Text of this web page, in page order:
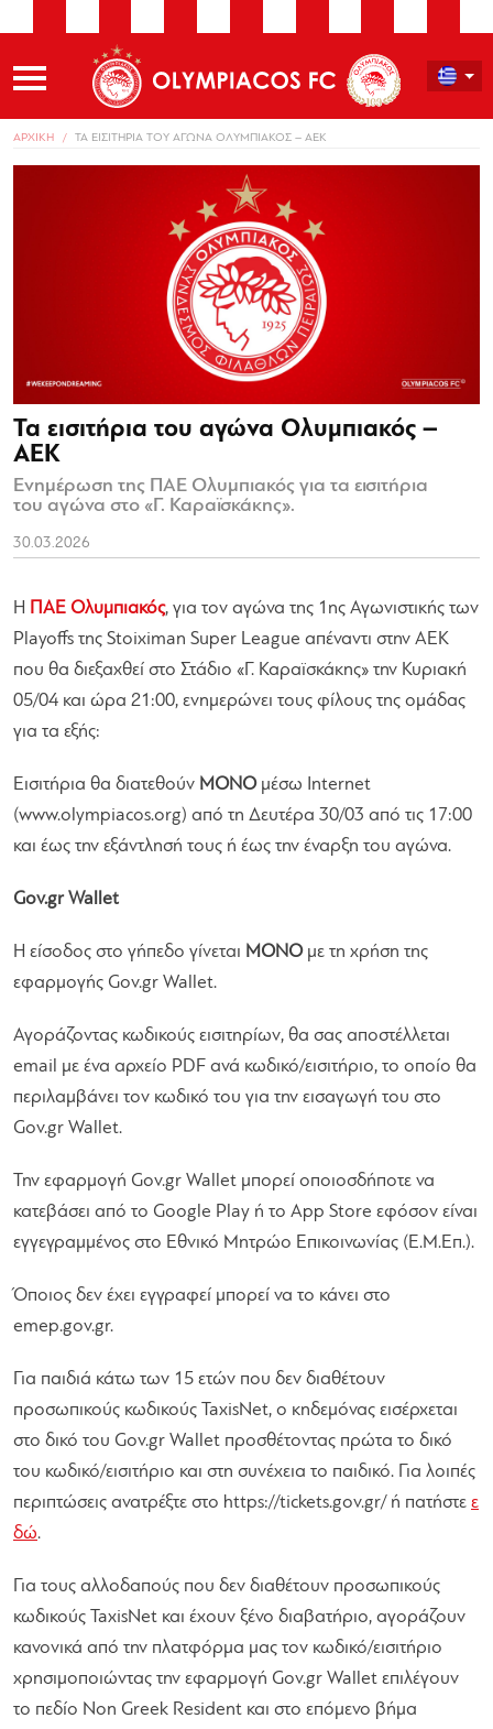
ΑΡΧΙΚΗ ΤΑ ΕΙΣΙΤΗΡΙΑ ΤΟΥ ΑΓΩΝΑ ΟΛΥΜΠΙΑΚΟΣ – ΑΕΚ
Τα εισιτήρια του αγώνα Ολυμπιακός –
ΑΕΚ
Ενημέρωση της ΠΑΕ Ολυμπιακός για τα εισιτήρια
του αγώνα στο «Γ. Καραϊσκάκης».
30.03.2026
H ΠΑΕ Ολυμπιακός, για τον αγώνα της 1ης Αγωνιστικής των
Playoffs της Stoiximan Super League απέναντι στην ΑΕΚ
που θα διεξαχθεί στο Στάδιο «Γ. Καραϊσκάκης» την Κυριακή
05/04 και ώρα 21:00, ενημερώνει τους φίλους της ομάδας
για τα εξής:
Εισιτήρια θα διατεθούν ΜΟΝΟμέσω Internet
(www.olympiacos.org) από τη Δευτέρα 30/03 από τις 17:00
και έως την εξάντλησή τους ή έως την έναρξη του αγώνα.
Gov.gr Wallet
H είσοδος στο γήπεδο γίνεται ΜΟΝΟμε τη χρήση της
εφαρμογής Gov.gr Wallet.
Αγοράζοντας κωδικούς εισιτηρίων, θα σας αποστέλλεται
email με ένα αρχείο PDF ανά κωδικό/εισιτήριο, το οποίο θα
περιλαμβάνει τον κωδικό του για την εισαγωγή του στο
Gov.gr Wallet.
Την εφαρμογή Gov.gr Wallet μπορεί οποιοσδήποτε να
κατεβάσει από το Google Play ή το App Store εφόσον είναι
εγγεγραμμένος στο Εθνικό Μητρώο Επικοινωνίας (Ε.Μ.Επ.).
Όποιος δεν έχει εγγραφεί μπορεί να το κάνει στο
emep.gov.gr.
Για παιδιά κάτω των 15 ετών που δεν διαθέτουν
προσωπικούς κωδικούς TaxisNet, ο κηδεμόνας εισέρχεται
στο δικό του Gov.gr Wallet προσθέτοντας πρώτα το δικό
του κωδικό/εισιτήριο και στη συνέχεια το παιδικό. Για λοιπές
περιπτώσεις ανατρέξτε στο https://tickets.gov.gr/ ή πατήστε ε
δώ.
Για τους αλλοδαπούς που δεν διαθέτουν προσωπικούς
κωδικούς TaxisNet και έχουν ξένο διαβατήριο, αγοράζουν
κανονικά από την πλατφόρμα μας τον κωδικό/εισιτήριο
χρησιμοποιώντας την εφαρμογή Gov.gr Wallet επιλέγουν
το πεδίο Non Greek Resident και στο επόμενο βήμα